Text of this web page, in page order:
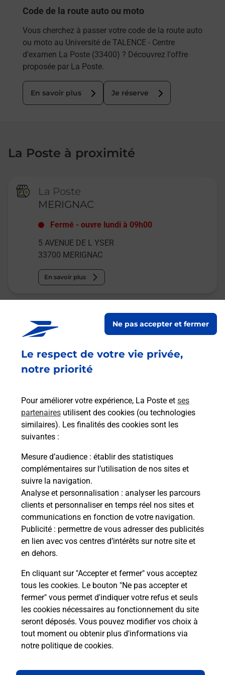
Le respect de votre vie privée,
notre priorité
Pour améliorer votre expérience, La Poste et ses
partenaires utilisent des cookies (ou technologies
similaires). Les finalités des cookies sont les
suivantes :
Mesure d’audience : établir des statistiques
complémentaires sur l’utilisation de nos sites et
suivre la navigation.
Analyse et personnalisation : analyser les parcours
clients et personnaliser en temps réel nos sites et
communications en fonction de votre navigation.
Publicité : permettre de vous adresser des publicités
en lien avec vos centres d’intérêts sur notre site et
en dehors.
En cliquant sur "Accepter et fermer" vous acceptez
tous les cookies. Le bouton "Ne pas accepter et
fermer" vous permet d'indiquer votre refus et seuls
les cookies nécessaires au fonctionnement du site
seront déposés. Vous pouvez modifier vos choix à
tout moment ou obtenir plus d'informations via
notre politique de cookies.
Ne pas accepter et fermer
Code de la route auto ou moto
Vous cherchez à passer votre code de la route auto
ou moto au Université de TALENCE - Centre
d'examen La Poste (33400) ? Découvrez l'offre
proposée par La Poste.
En savoir plus Je réserve
La Poste à proximité
La Poste
MERIGNAC
Fermé -ouvre lundi à 09h00
5 AVENUE DE L YSER
33700 MERIGNAC
En savoir plus
MERIGNAC CAPEYRON
Fermé- ouvre lundi à
09h00
58 AVENUE DU BEDAT
En savoir plus
Malin !
La Poste
en ligne
Ouvert 24h/24
En savoir plus
Gironde MERIGNAC